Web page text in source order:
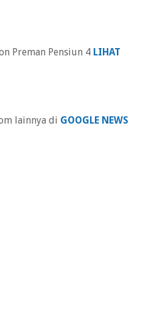
Preman Pensiun 4 LIHAT
lainnya di GOOGLE NEWS